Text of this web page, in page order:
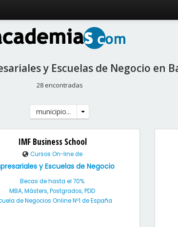
y Escuelas de Negocio en
28 encontradas
municipio...
IMF Business School
Cursos On-line de
y Escuelas de Negocio
Becas de hasta el 70%
MBA, Másters, Postgrados, PDD
de Negocios Online Nº1 de España